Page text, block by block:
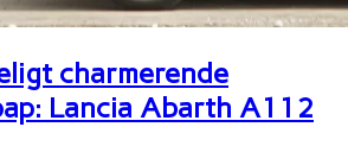
charmerende
Lancia Abarth A112